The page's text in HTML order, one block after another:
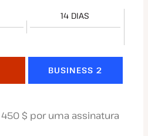
14 DIAS
BUSINESS 2
$ por uma assinatura